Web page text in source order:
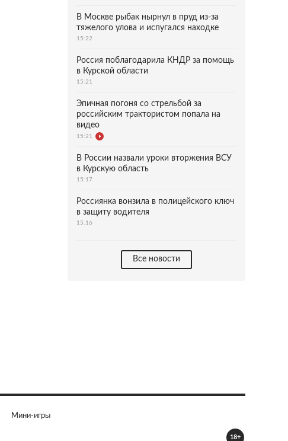
В Москве рыбак нырнул в пруд из-за
тяжелого улова и испугался находке
15:22
Россия поблагодарила КНДР за помощь
в Курской области
15:21
Эпичная погоня со стрельбой за
российским трактористом попала на
видео
15:21
В России назвали уроки вторжения ВСУ
в Курскую область
15:17
Россиянка вонзила в полицейского ключ
в защиту водителя
15:16
Все новости
Мини-игры
18+